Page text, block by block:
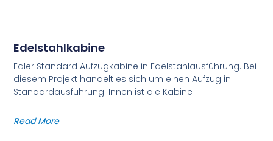
Edelstahlkabine
Edler Standard Aufzugkabine in Edelstahlausführung. Bei
diesem Projekt handelt es sich um einen Aufzug in
Standardausführung. Innen ist die Kabine
Read More